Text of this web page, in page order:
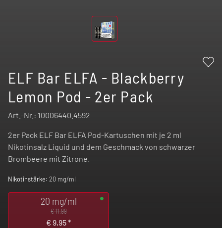
ELF Bar ELFA - Blackberry
Lemon Pod - 2er Pack
Art.-Nr.: 10006440.4592
2er Pack ELF Bar ELFA Pod-Kartuschen mit je 2 ml
Nikotinsalz Liquid und dem Geschmack von schwarzer
Brombeere mit Zitrone.
Nikotinstärke: 20 mg/ml
20 mg/ml
€ 11,99
€ 9,95*